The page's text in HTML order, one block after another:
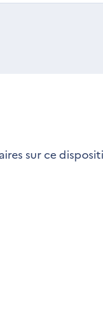
sur ce